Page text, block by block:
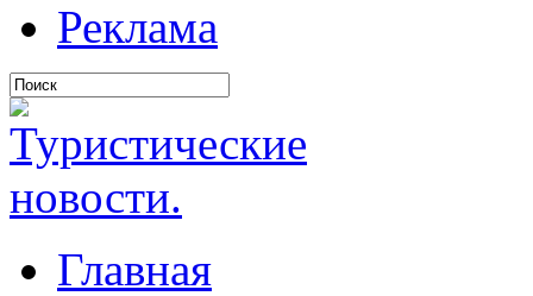
Реклама
Главная